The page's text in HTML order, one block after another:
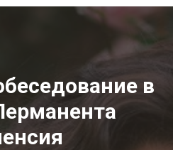
в